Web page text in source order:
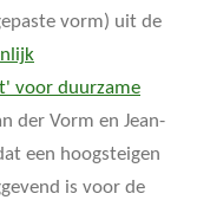
vorm) uit de
voor duurzame
der Vorm en Jean-
een hoogsteigen
is voor de